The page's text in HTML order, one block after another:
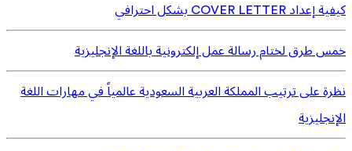
كيفية إعداد COVER LETTER بشكل احترافي
خمس طرق لختام رسالة عمل إلكترونية باللغة الإنجليزية
نظرة على ترتيب المملكة العربية السعودية عالمياً في مهارات اللغة
الإنجليزية